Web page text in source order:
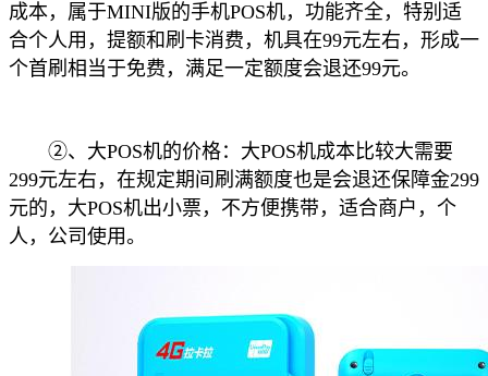
成本，属于MINI版的手机POS机，功能齐全，特别适
合个人用，提额和刷卡消费，机具在99元左右，形成一
个首刷相当于免费，满足一定额度会退还99元。
②、大POS机的价格：大POS机成本比较大需要
299元左右，在规定期间刷满额度也是会退还保障金299
元的，大POS机出小票，不方便携带，适合商户，个
人，公司使用。